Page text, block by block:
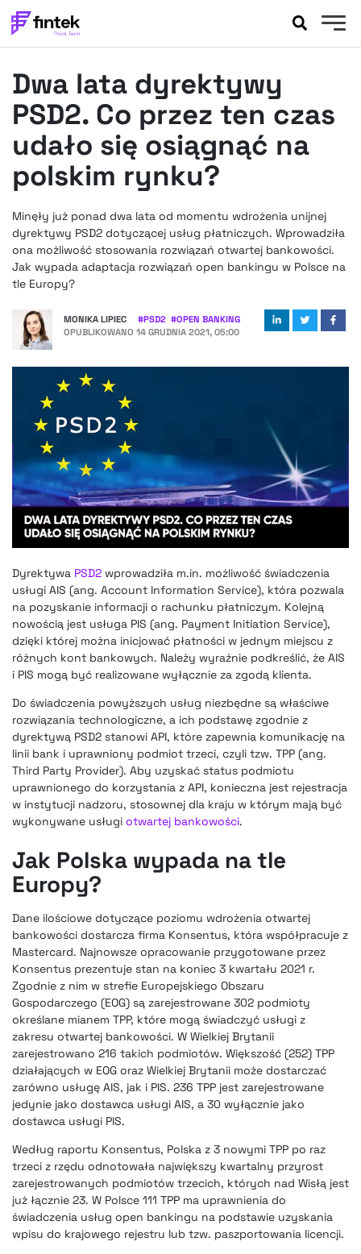
BANKOWOŚĆ
EVENTY
FELIETONY
WYWIADY
LEGAL
FINTEKEXTRA
OKIEM EKSPERTA
Dwa lata dyrektywy
PSD2. Co przez ten czas
udało się osiągnąć na
polskim rynku?
Minęły już ponad dwa lata od momentu wdrożenia unijnej
dyrektywy PSD2 dotyczącej usług płatniczych. Wprowadziła
ona możliwość stosowania rozwiązań otwartej bankowości.
Jak wypada adaptacja rozwiązań open bankingu w Polsce na
tle Europy?
MONIKA LIPIEC #PSD2 #OPEN BANKING
OPUBLIKOWANO 14 GRUDNIA 2021, 05:00
Dyrektywa PSD2 wprowadziła m.in. możliwość świadczenia
usługi AIS (ang. Account Information Service), która pozwala
na pozyskanie informacji o rachunku płatniczym. Kolejną
nowością jest usługa PIS (ang. Payment Initiation Service),
dzięki której można inicjować płatności w jednym miejscu z
różnych kont bankowych. Należy wyraźnie podkreślić, że AIS
i PIS mogą być realizowane wyłącznie za zgodą klienta.
Do świadczenia powyższych usług niezbędne są właściwe
rozwiązania technologiczne, a ich podstawę zgodnie z
dyrektywą PSD2 stanowi API, które zapewnia komunikację na
linii bank i uprawniony podmiot trzeci, czyli tzw. TPP (ang.
Third Party Provider). Aby uzyskać status podmiotu
uprawnionego do korzystania z API, konieczna jest rejestracja
w instytucji nadzoru, stosownej dla kraju w którym mają być
wykonywane usługi otwartej bankowości.
Jak Polska wypada na tle
Europy?
Dane ilościowe dotyczące poziomu wdrożenia otwartej
bankowości dostarcza firma Konsentus, która współpracuje z
Mastercard. Najnowsze opracowanie przygotowane przez
Konsentus prezentuje stan na koniec 3 kwartału 2021 r.
Zgodnie z nim w strefie Europejskiego Obszaru
Gospodarczego (EOG) są zarejestrowane 302 podmioty
określane mianem TPP, które mogą świadczyć usługi z
zakresu otwartej bankowości. W Wielkiej Brytanii
zarejestrowano 216 takich podmiotów. Większość (252) TPP
działających w EOG oraz Wielkiej Brytanii może dostarczać
zarówno usługę AIS, jak i PIS. 236 TPP jest zarejestrowane
jedynie jako dostawca usługi AIS, a 30 wyłącznie jako
dostawca usługi PIS.
Według raportu Konsentus, Polska z 3 nowymi TPP po raz
trzeci z rzędu odnotowała największy kwartalny przyrost
zarejestrowanych podmiotów trzecich, których nad Wisłą jest
już łącznie 23. W Polsce 111 TPP ma uprawnienia do
świadczenia usług open bankingu na podstawie uzyskania
wpisu do krajowego rejestru lub tzw. paszportowania licencji.